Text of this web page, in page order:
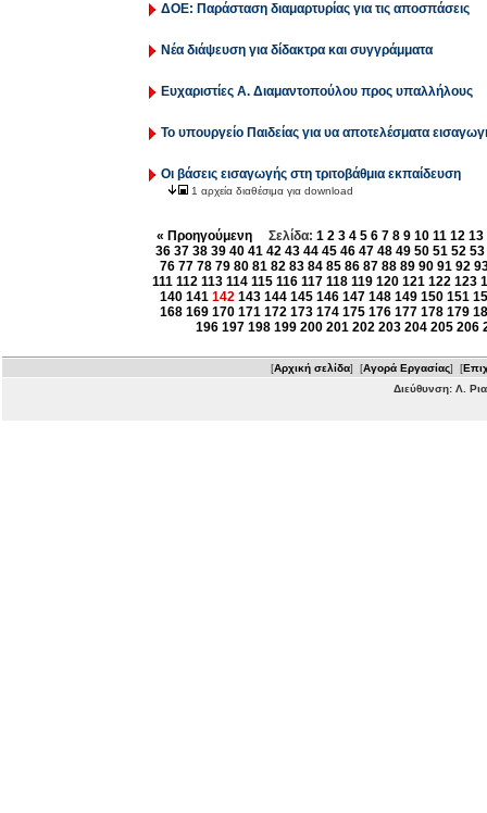
ΔΟΕ: Παράσταση διαμαρτυρίας για τις αποσπάσεις
Νέα διάψευση για δίδακτρα και συγγράμματα
Ευχαριστίες Α. Διαμαντοπούλου προς υπαλλήλους
Το υπουργείο Παιδείας για υα αποτελέσματα
Οι βάσεις εισαγωγής στη τριτοβάθμια εκπαίδευση
1 αρχεία διαθέσιμα για download
« ΠροηγούμενηΣελίδα: 1 2 3 4 5 6 7 8 9 10 11 12 13
36 37 38 39 40 41 42 43 44 45 46 47 48 49 50 51 52 53
76 77 78 79 80 81 82 83 84 85 86 87 88 89 90 91 92
111 112 113 114 115 116 117 118 119 120 121 122 123
140 141 142 143 144 145 146 147 148 149 150 151
168 169 170 171 172 173 174 175 176 177 178 179
196 197 198 199 200 201 202 203 204 205 206
[Αρχική σελίδα] [Αγορά Εργασίας] [
Διεύθυνση: Λ.